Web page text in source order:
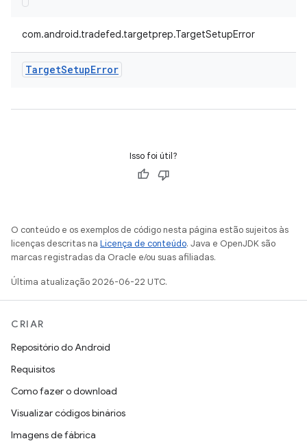
com.android.tradefed.targetprep.TargetSetupError
TargetSetupError
Isso foi útil?
O conteúdo e os exemplos de código nesta página estão sujeitos às
licenças descritas na Licença de conteúdo. Java e OpenJDK são
marcas registradas da Oracle e/ou suas afiliadas.
Última atualização 2026-06-22 UTC.
CRIAR
Repositório do Android
Requisitos
Como fazer o download
Visualizar códigos binários
Imagens de fábrica